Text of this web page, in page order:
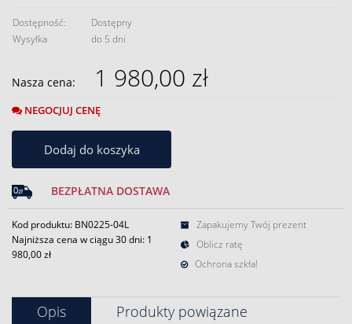
Dostępność:
Dostępny
Wysyłka
do 5 dni
Nasza cena: 1 980,00 zł
NEGOCJUJ CENĘ
Dodaj do koszyka
BEZPŁATNA DOSTAWA
Kod produktu: BN0225-04L
Najniższa cena w ciągu 30 dni: 1
980,00 zł
Zapakujemy Twój prezent
Oblicz ratę
Ochrona szkła!
Opis
Produkty powiązane